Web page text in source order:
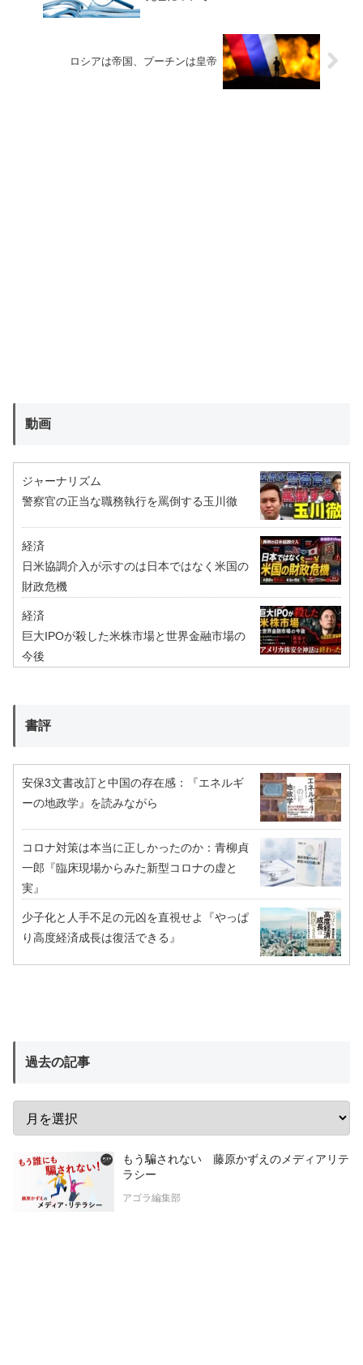
ロシアは帝国、プーチンは皇帝
動画
ジャーナリズム
警察官の正当な職務執行を罵倒する玉川徹
経済
日米協調介入が示すのは日本ではなく米国の
財政危機
経済
巨大IPOが殺した米株市場と世界金融市場の
今後
書評
安保3文書改訂と中国の存在感：『エネルギ
ーの地政学』を読みながら
コロナ対策は本当に正しかったのか：青柳貞
一郎『臨床現場からみた新型コロナの虚と
実』
少子化と人手不足の元凶を直視せよ『やっぱ
り高度経済成長は復活できる』
過去の記事
もう騙されない 藤原かずえのメディアリテ
ラシー
アゴラ編集部